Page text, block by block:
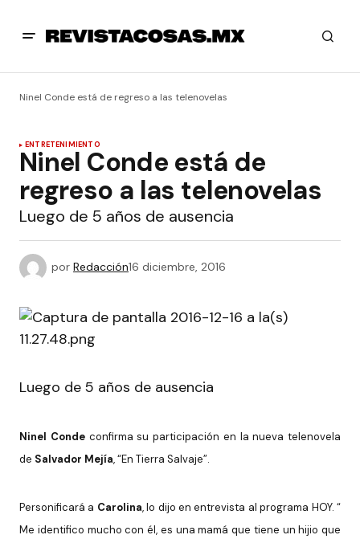
Ninel Conde está de regreso a las telenovelas
ENTRETENIMIENTO
Ninel Conde está de
regreso a las telenovelas
Luego de 5 años de ausencia
por Redacción16 diciembre, 2016
Luego de 5 años de ausencia
Ninel Condeconfirma su participación en la nueva telenovela
de Salvador Mejía, “En Tierra Salvaje”.
Personificará a Carolina, lo dijo en entrevista al programa HOY. “
Me identifico mucho con él, es una mamá que tiene un hijio que